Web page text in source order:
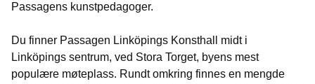
Passagens kunstpedagoger.
Du finner Passagen Linköpings Konsthall midt i
Linköpings sentrum, ved Stora Torget, byens mest
populære møteplass. Rundt omkring finnes en mengde